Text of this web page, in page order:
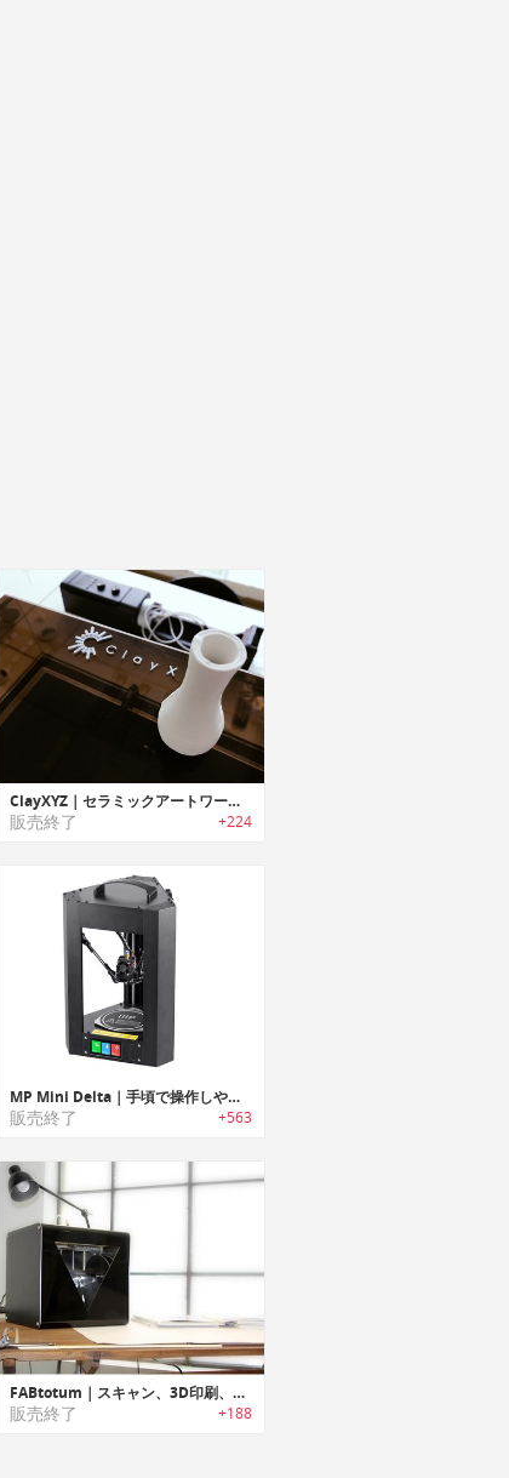
ClayXYZ｜セラミックアートワークを作成可能な3Dクレイプリンター「クレイXYZ」
販売終了 +224
MP Mini Delta｜手頃で操作しやすく初心者に最適なデスクトップ3Dプリンター「エムピーミニデルタ」
販売終了 +563
FABtotum｜スキャン、3D印刷、切り取り/ミル 多機能家庭用3Dマシン
販売終了 +188